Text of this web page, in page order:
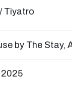
Tiyatro
by The Stay,